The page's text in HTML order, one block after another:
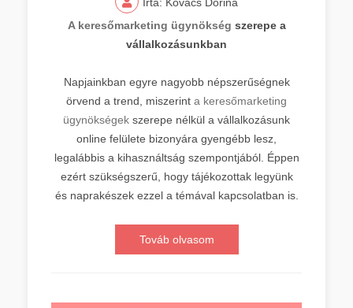
A keresőmarketing ügynökség szerepe a
vállalkozásunkban
Napjainkban egyre nagyobb népszerűségnek
örvend a trend, miszerint a keresőmarketing
ügynökségek szerepe nélkül a vállalkozásunk
online felülete bizonyára gyengébb lesz,
legalábbis a kihasználtság szempontjából. Éppen
ezért szükségszerű, hogy tájékozottak legyünk
és naprakészek ezzel a témával kapcsolatban is.
Továb olvasom